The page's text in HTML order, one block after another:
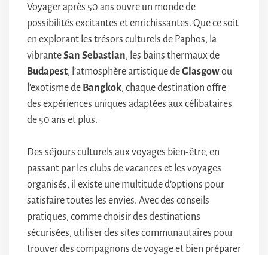
Voyager après 50 ans ouvre un monde de
possibilités excitantes et enrichissantes. Que ce soit
en explorant les trésors culturels de Paphos, la
vibranteSan Sebastian, les bains thermaux de
Budapest, l’atmosphère artistique deGlasgowou
l’exotisme de Bangkok, chaque destination offre
des expériences uniques adaptées aux célibataires
de 50 ans et plus.
Des séjours culturels aux voyages bien-être, en
passant par les clubs de vacances et les voyages
organisés, il existe une multitude d’options pour
satisfaire toutes les envies. Avec des conseils
pratiques, comme choisir des destinations
sécurisées, utiliser des sites communautaires pour
trouver des compagnons de voyage et bien préparer